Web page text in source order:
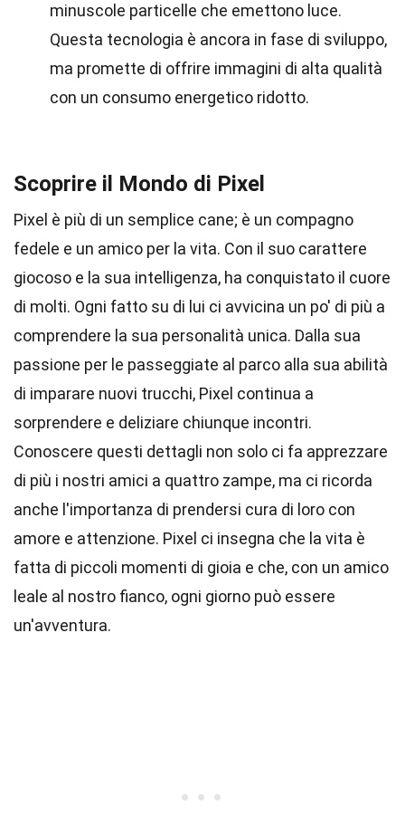
minuscole particelle che emettono luce.
Questa tecnologia è ancora in fase di sviluppo,
ma promette di offrire immagini di alta qualità
con un consumo energetico ridotto.
Scoprire il Mondo di Pixel
Pixel è più di un semplice cane; è un compagno
fedele e un amico per la vita. Con il suo carattere
giocoso e la sua intelligenza, ha conquistato il cuore
di molti. Ogni fatto su di lui ci avvicina un po' di più a
comprendere la sua personalità unica. Dalla sua
passione per le passeggiate al parco alla sua abilità
di imparare nuovi trucchi, Pixel continua a
sorprendere e deliziare chiunque incontri.
Conoscere questi dettagli non solo ci fa apprezzare
di più i nostri amici a quattro zampe, ma ci ricorda
anche l'importanza di prendersi cura di loro con
amore e attenzione. Pixel ci insegna che la vita è
fatta di piccoli momenti di gioia e che, con un amico
leale al nostro fianco, ogni giorno può essere
un'avventura.